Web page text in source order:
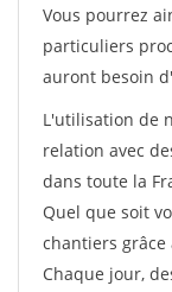
Vous pourrez
particuliers
auront besoin
L'utilisation de
relation avec
dans toute la
Quel que soit
chantiers grâce
Chaque jour,